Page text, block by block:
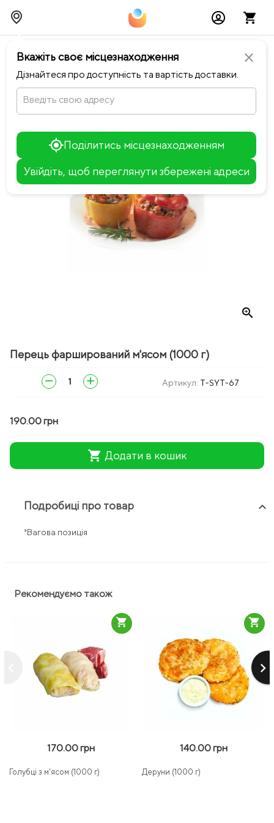
close
Вкажіть своє місцезнаходження
Дізнайтеся про доступність та вартість доставки.
Введіть свою адресу
Поділитись місцезнаходженням
Увійдіть, щоб переглянути збережені адреси
chevron_leftПовернутися до Ситий вареник
zoom_in
Перець фарширований м'ясом (1000 г)
remove add Артикул: T-SYT-67
190.00 грн
shopping_cart Додати в кошик
Подробиці про товар keyboard_arrow_up
*Вагова позиція
Рекомендуємо також
keyboard_arrow_right
170.00 грн
Голубці з м'ясом (1000 г)
shopping_cart
140.00 грн
Деруни (1000 г)
shopping_cart